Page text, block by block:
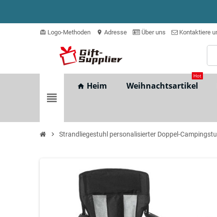
card_giftcard Logo-Methoden location_on Adresse Über uns Kontaktiere
view_headline
home Heim Weihnachtsartikel
Hot
chevron_right Strandliegestuhl personalisierter Doppel-